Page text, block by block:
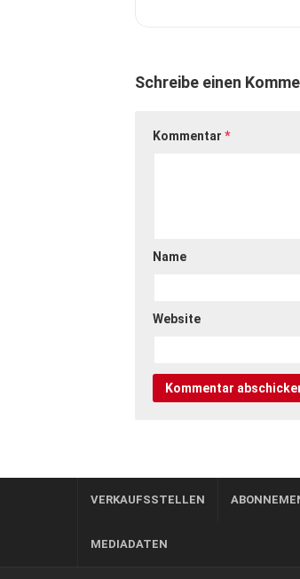
Bautzner
Schreibe einen
Kommentar *
Name
Website
VERKAUFSSTELLEN
MEDIADATEN